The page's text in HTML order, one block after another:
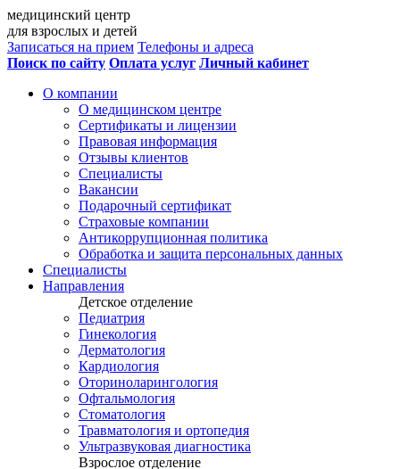
медицинский центр
для взрослых и детей
Записаться на прием Телефоны и адреса
Поиск по сайту Оплата услуг Личный кабинет
О компании
О медицинском центре
Сертификаты и лицензии
Правовая информация
Отзывы клиентов
Специалисты
Вакансии
Подарочный сертификат
Страховые компании
Антикоррупционная политика
Обработка и защита персональных данных
Специалисты
Направления
Детское отделение
Педиатрия
Гинекология
Дерматология
Кардиология
Оториноларингология
Офтальмология
Стоматология
Травматология и ортопедия
Ультразвуковая диагностика
Взрослое отделение